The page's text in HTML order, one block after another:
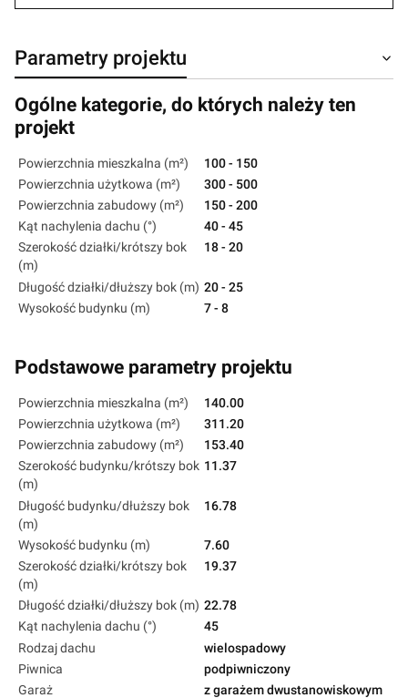
Parametry projektu
Ogólne kategorie, do których należy ten
projekt
Powierzchnia mieszkalna (m²)
100 - 150
Powierzchnia użytkowa (m²)
300 - 500
Powierzchnia zabudowy (m²)
150 - 200
Kąt nachylenia dachu (°)
40 - 45
Szerokość działki/krótszy bok
(m)
18 - 20
Długość działki/dłuższy bok (m) 20 - 25
Wysokość budynku (m)
7 - 8
Podstawowe parametry projektu
Powierzchnia mieszkalna (m²)
140.00
Powierzchnia użytkowa (m²)
311.20
Powierzchnia zabudowy (m²)
153.40
Szerokość budynku/krótszy bok
(m)
11.37
Długość budynku/dłuższy bok
(m)
16.78
Wysokość budynku (m)
7.60
Szerokość działki/krótszy bok
(m)
19.37
Długość działki/dłuższy bok (m) 22.78
Kąt nachylenia dachu (°)
45
Rodzaj dachu
wielospadowy
Piwnica
podpiwniczony
Garaż
z garażem dwustanowiskowym